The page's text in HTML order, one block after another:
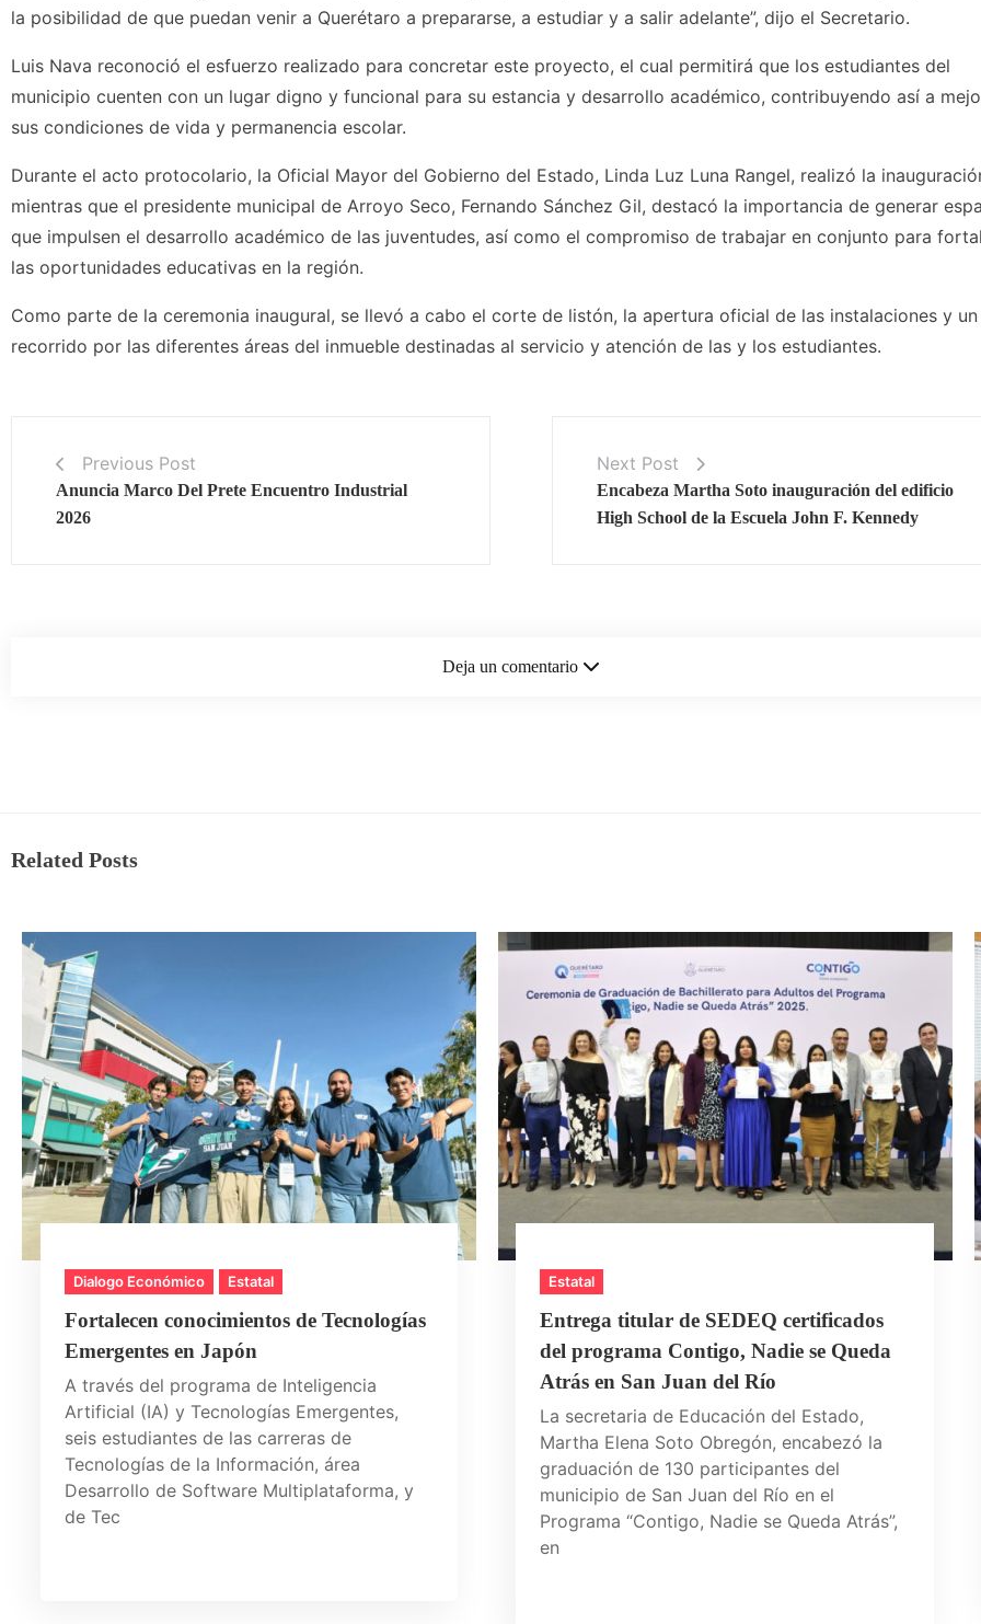
la posibilidad de que puedan venir a Querétaro a prepararse, a estudiar y a salir adelante”, dijo el Secretario.
Luis Nava reconoció el esfuerzo realizado para concretar este proyecto, el cual permitirá que los estudiantes del
municipio cuenten con un lugar digno y funcional para su estancia y desarrollo académico, contribuyendo así a
sus condiciones de vida y permanencia escolar.
Durante el acto protocolario, la Oficial Mayor del Gobierno del Estado, Linda Luz Luna Rangel, realizó la
mientras que el presidente municipal de Arroyo Seco, Fernando Sánchez Gil, destacó la importancia de generar
que impulsen el desarrollo académico de las juventudes, así como el compromiso de trabajar en conjunto para
las oportunidades educativas en la región.
Como parte de la ceremonia inaugural, se llevó a cabo el corte de listón, la apertura oficial de las instalaciones y un
recorrido por las diferentes áreas del inmueble destinadas al servicio y atención de las y los estudiantes.
Previous Post
Anuncia Marco Del Prete Encuentro Industrial
2026
Next Post
Encabeza Martha Soto inauguración del edificio
High School de la Escuela John F. Kennedy
Deja un comentario
Related Posts
Dialogo Económico Estatal
Fortalecen conocimientos de Tecnologías
Emergentes en Japón
A través del programa de Inteligencia
Artificial (IA) y Tecnologías Emergentes,
seis estudiantes de las carreras de
Tecnologías de la Información, área
Desarrollo de Software Multiplataforma, y
de Tec
Estatal
Entrega titular de SEDEQ certificados
del programa Contigo, Nadie se Queda
Atrás en San Juan del Río
La secretaria de Educación del Estado,
Martha Elena Soto Obregón, encabezó la
graduación de 130 participantes del
municipio de San Juan del Río en el
Programa “Contigo, Nadie se Queda Atrás”,
en